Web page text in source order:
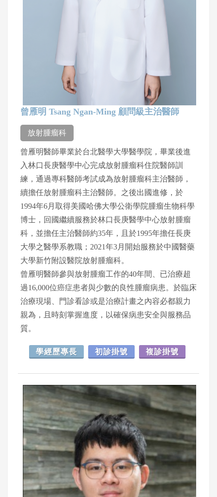
曾雁明 Tsang Ngan-Ming 顧問級主治醫師
放射腫瘤科
曾雁明醫師畢業於台北醫學大學醫學院，畢業後進
入林口長庚醫學中心完成放射腫瘤科住院醫師訓
練，通過專科醫師考試成為放射腫瘤科主治醫師，
續擔任放射腫瘤科主治醫師。之後出國進修，於
1994年6月取得美國哈佛大學公衛學院腫瘤生物科學
博士，回國繼續服務於林口長庚醫學中心放射腫瘤
科，並擔任主治醫師約35年，且於1995年擔任長庚
大學之醫學系教職；2021年3月開始服務於中國醫藥
大學新竹附設醫院放射腫瘤科。
曾雁明醫師參與放射腫瘤工作的40年間、已治療超
過16,000位癌症患者與少數的良性腫瘤病患。於臨床
治療現場、門診看診或是治療計畫之內容必都親力
親為，且時刻掌握進度，以確保病患安全與服務品
質。
學經歷專長 初診掛號 複診掛號